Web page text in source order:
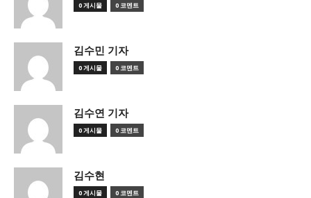
0 게시물 0 코멘트
김수민 기자
0 게시물 0 코멘트
김수연 기자
0 게시물 0 코멘트
김수현
0 게시물 0 코멘트